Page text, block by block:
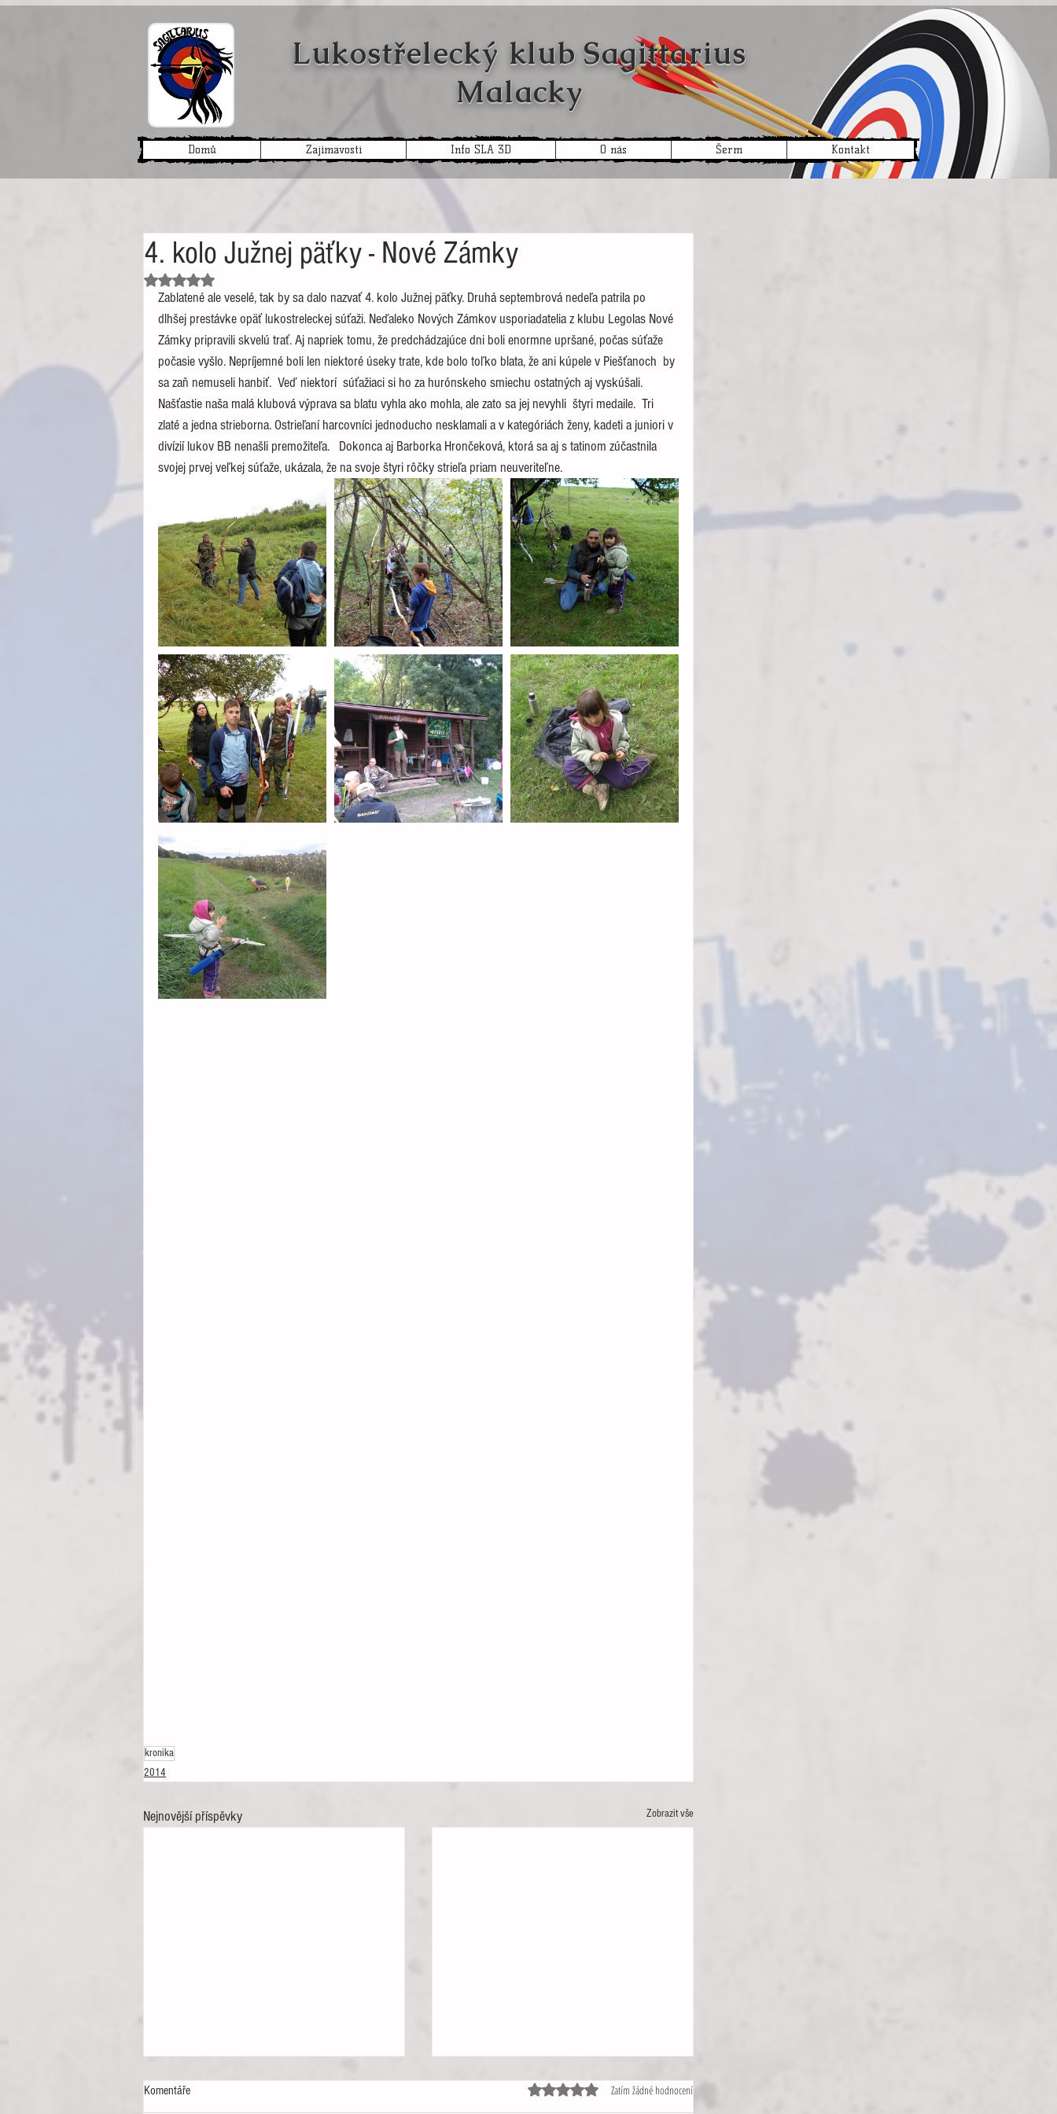
Lukostřelecký klub Sagittarius
Malacky
Domů Zajímavosti Info SLA 3D O nás Šerm Kontakt
4. kolo Južnej päťky - Nové Zámky
Hodnoceno NaN z 5 hvězdiček.
Zablatené ale veselé, tak by sa dalo nazvať 4. kolo Južnej päťky. Druhá septembrová nedeľa patrila po
dlhšej prestávke opäť lukostreleckej súťaži. Neďaleko Nových Zámkov usporiadatelia z klubu Legolas Nové
Zámky pripravili skvelú trať. Aj napriek tomu, že predchádzajúce dni boli enormne upršané, počas súťaže
počasie vyšlo. Nepríjemné boli len niektoré úseky trate, kde bolo toľko blata, že ani kúpele v Piešťanoch  by
sa zaň nemuseli hanbiť.  Veď niektorí  súťažiaci si ho za hurónskeho smiechu ostatných aj vyskúšali.
Našťastie naša malá klubová výprava sa blatu vyhla ako mohla, ale zato sa jej nevyhli  štyri medaile.  Tri
zlaté a jedna strieborna. Ostrieľaní harcovníci jednoducho nesklamali a v kategóriách ženy, kadeti a juniori v
divízií lukov BB nenašli premožiteľa.   Dokonca aj Barborka Hrončeková, ktorá sa aj s tatinom zúčastnila
svojej prvej veľkej súťaže, ukázala, že na svoje štyri rôčky strieľa priam neuveriteľne.
kronika
2014
Nejnovější příspěvky Zobrazit vše
Komentáře Hodnoceno 0 z 5 hvězdiček.
Zatím žádné hodnocení